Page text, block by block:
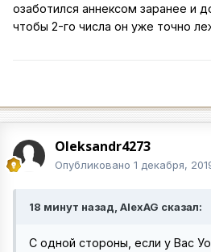
озаботился аннексом заранее и
чтобы 2-го числа он уже точно
Oleksandr4273
Опубликовано 1 декабря,
18 минут назад, AlexAG сказал:
С одной стороны, если у Вас